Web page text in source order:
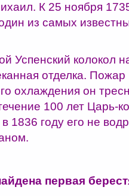
К 25 ноября
из самых
Успенский колокол
отделка.
охлаждения он
100 лет Царь-
1836 году его не
первая